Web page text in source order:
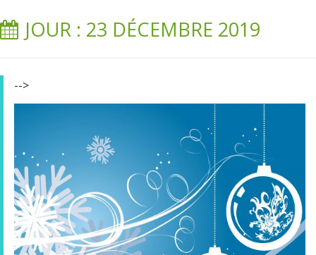
JOUR : 23 DÉCEMBRE 2019
-->